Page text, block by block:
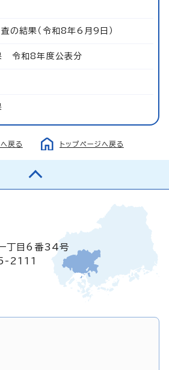
の結果（令和8年6月9日）
令和8年度公表分
戻る トップページへ戻る
丁目6番34号
2111